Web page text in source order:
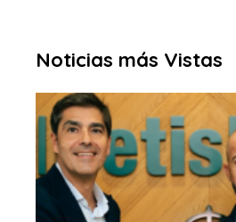
Noticias más Vistas